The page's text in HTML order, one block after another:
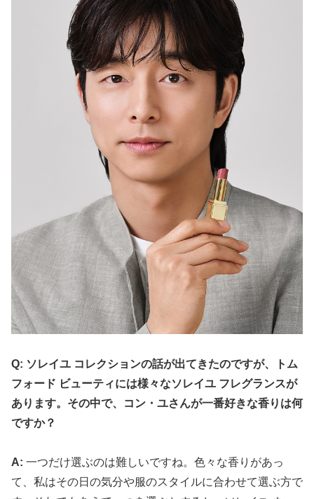
Q: ソレイユ コレクションの話が出てきたのですが、トム
フォード ビューティには様々なソレイユ フレグランスが
あります。その中で、コン・ユさんが一番好きな香りは何
ですか？
A: 一つだけ選ぶのは難しいですね。色々な香りがあっ
て、私はその日の気分や服のスタイルに合わせて選ぶ方で